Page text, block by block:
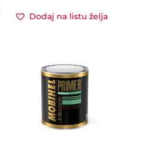
Dodaj na listu želja